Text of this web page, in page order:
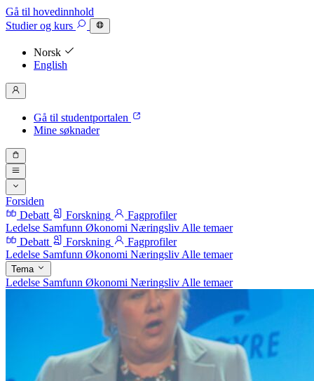
Gå til hovedinnhold
Studierog kurs
Norsk
English
Gå til studentportalen
Mine søknader
Forsiden
Debatt
Forskning
Fagprofiler
Ledelse Samfunn Økonomi Næringsliv Alle temaer
Debatt
Forskning
Fagprofiler
Ledelse Samfunn Økonomi Næringsliv Alle temaer
Tema
Ledelse Samfunn Økonomi Næringsliv Alle temaer